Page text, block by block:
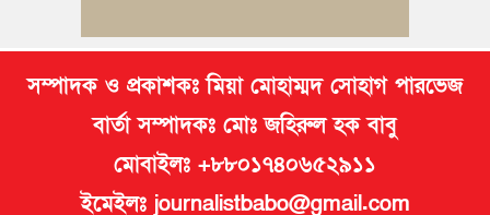
সম্পাদক ও প্রকাশকঃ মিয়া মোহাম্মদ সোহাগ পারভেজ
বার্তা সম্পাদকঃ মোঃ জহিরুল হক বাবু
মোবাইলঃ +৮৮০১৭৪০৬৫২৯১১
ইমেইলঃ journalistbabo@gmail.com